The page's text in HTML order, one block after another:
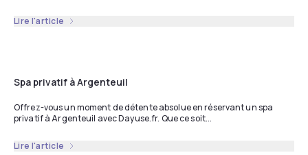
Lire l'article
Spa privatif à Argenteuil
Offrez-vous un moment de détente absolue en réservant un spa
privatif à Argenteuil avec Dayuse.fr. Que ce soit...
Lire l'article